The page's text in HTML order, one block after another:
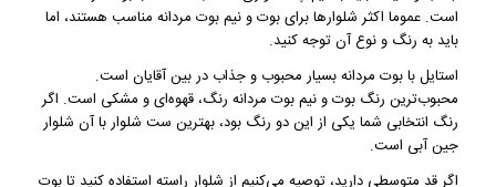
است. عموما اکثر شلوار‌ها برای بوت و نیم بوت مردانه مناسب هستند، اما
باید به رنگ و نوع آن توجه کنید.
استایل با بوت مردانه بسیار محبوب و جذاب در بین آقایان است.
محبوب‌ترین رنگ بوت و نیم بوت مردانه رنگ، قهوه‌ای و مشکی است. اگر
رنگ انتخابی شما یکی از این دو رنگ بود، بهترین ست شلوار با آن شلوار
جین آبی است.
اگر قد متوسطی دارید، توصیه می‌کنیم از شلوار راسته استفاده کنید تا بوت